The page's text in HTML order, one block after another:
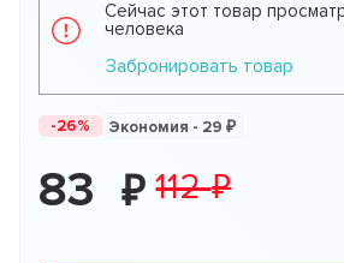
Сейчас этот товар
человека
Забронировать товар
-26% Экономия - 29
83 112